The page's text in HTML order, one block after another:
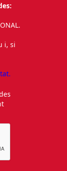
i, si